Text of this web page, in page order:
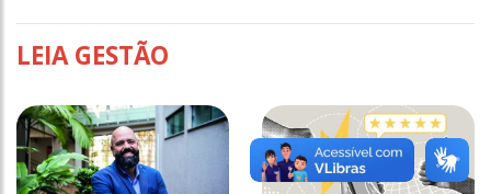
LEIA GESTÃO